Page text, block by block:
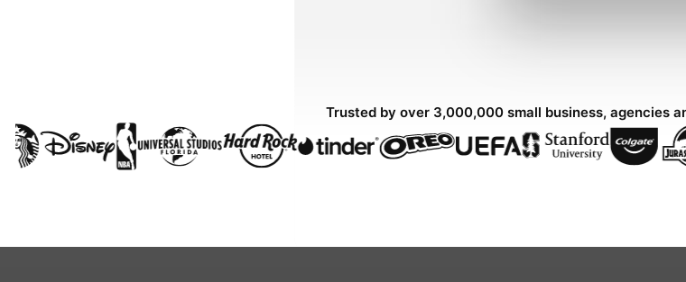
Trusted by over 3,000,000 small business, agencies